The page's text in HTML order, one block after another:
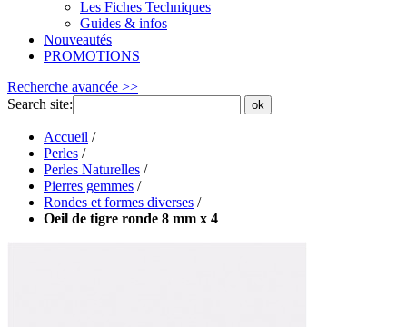
Les Fiches Techniques
Guides & infos
Nouveautés
PROMOTIONS
Recherche avancée >>
Search site:
ok
Accueil /
Perles /
Perles Naturelles /
Pierres gemmes /
Rondes et formes diverses /
Oeil de tigre ronde 8 mm x 4